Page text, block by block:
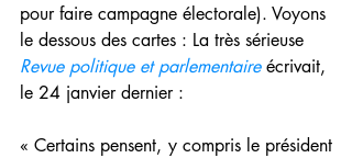
pour faire campagne électorale). Voyons
le dessous des cartes : La très sérieuse
Revue politique et parlementaire écrivait,
le 24 janvier dernier :
« Certains pensent, y compris le président